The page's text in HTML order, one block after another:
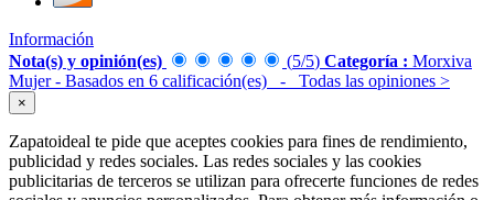
Información
Nota(s) y opinión(es)
(5/5) Categoría : Morxiva
Mujer- Basados en 6 calificación(es) - Todas las opiniones >
×
Zapatoideal te pide que aceptes cookies para fines de rendimiento,
publicidad y redes sociales. Las redes sociales y las cookies
publicitarias de terceros se utilizan para ofrecerte funciones de redes